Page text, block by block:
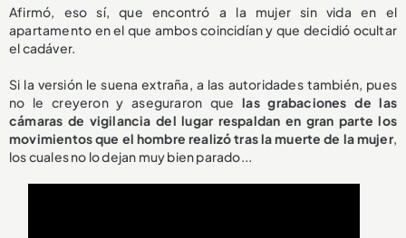
Afirmó, eso sí, que encontró a la mujer sin vida en el
apartamento en el que ambos coincidían y que decidió ocultar
el cadáver.
Si la versión le suena extraña, a las autoridades también, pues
no le creyeron y aseguraron quelas grabaciones de las
cámaras de vigilancia del lugar respaldan en gran parte los
movimientos que el hombre realizó tras la muerte de la mujer,
los cuales no lo dejan muy bien parado...